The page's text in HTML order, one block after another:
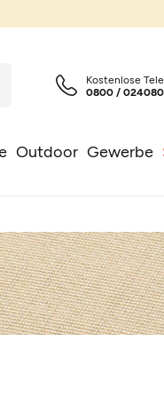
Outdoor Gewerbe
Kostenlose
0800 /